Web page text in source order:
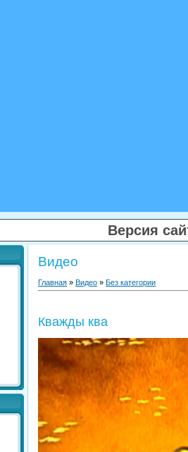
Версия
Видео
Главная » Видео » Без категории
Кважды ква